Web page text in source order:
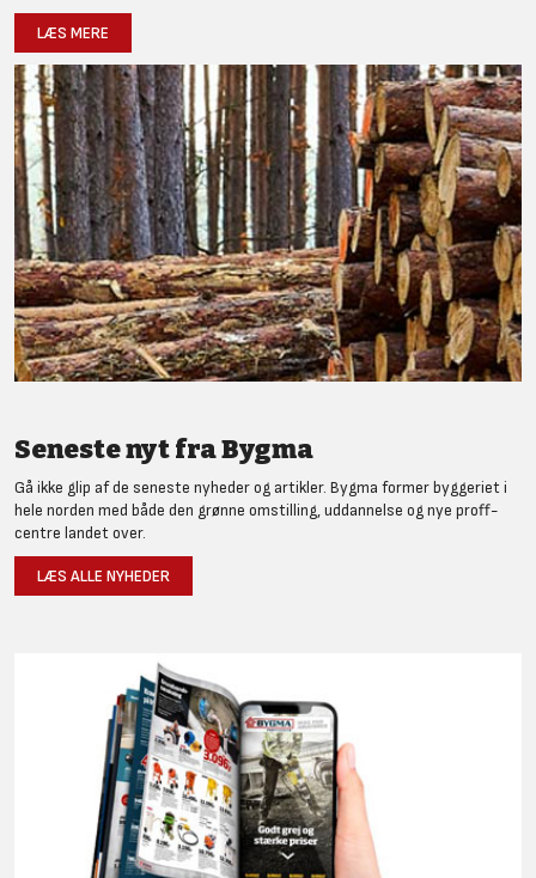
LÆS MERE
Seneste nyt fra Bygma
Gå ikke glip af de seneste nyheder og artikler. Bygma former byggeriet i
hele norden med både den grønne omstilling, uddannelse og nye proff-
centre landet over.
LÆS ALLE NYHEDER